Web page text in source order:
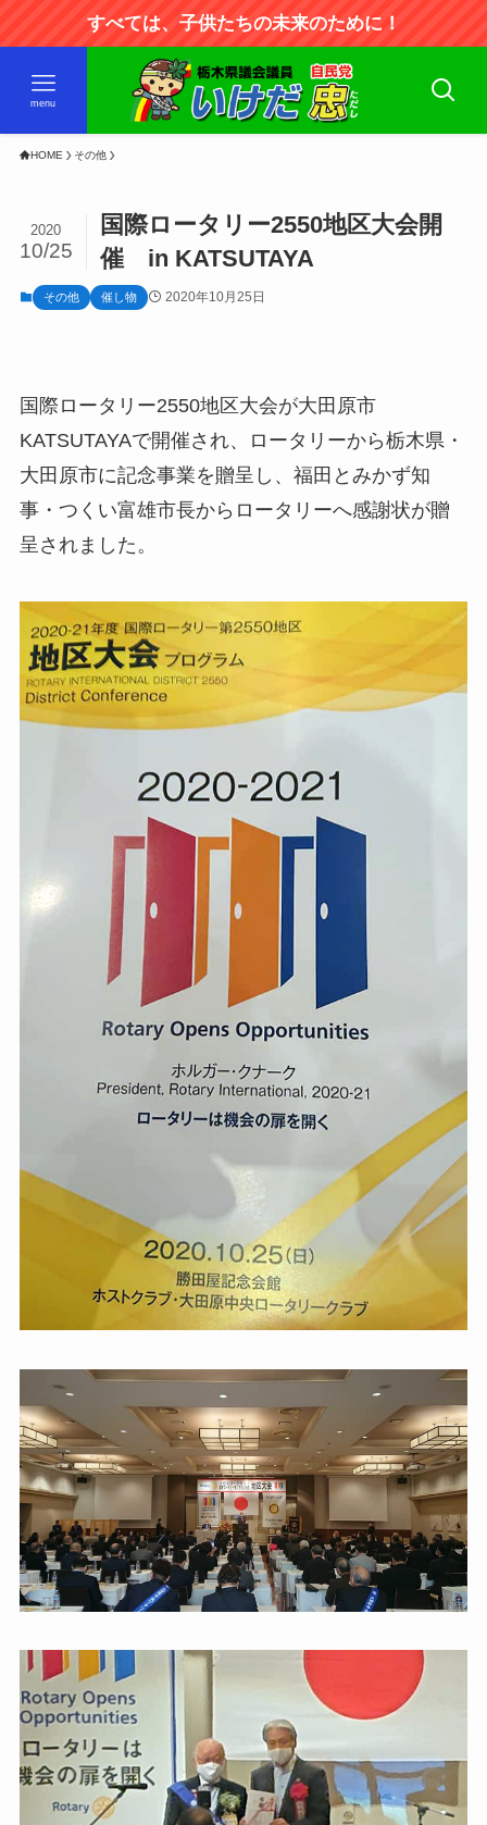
すべては、子供たちの未来のために！
menu
HOME その他
国際ロータリー2550地区大会開
催 in KATSUTAYA
2020
10/25
その他 催し物 2020年10月25日
国際ロータリー2550地区大会が大田原市
KATSUTAYAで開催され、ロータリーから栃木県・
大田原市に記念事業を贈呈し、福田とみかず知
事・つくい富雄市長からロータリーへ感謝状が贈
呈されました。